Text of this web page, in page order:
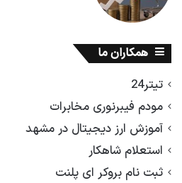
همکاران ما
تیتر24
مودم فیبرنوری مخابرات
آموزش ارز دیجیتال در مشهد
استعلام شاهکار
ثبت نام بروکر ای پلنت